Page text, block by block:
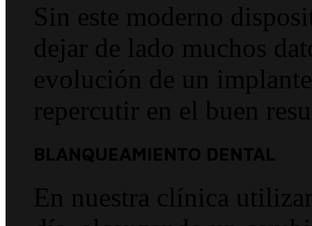
Sin este moderno
dejar de lado muchos
evolución de un
repercutir en el buen
BLANQUEAMIENTO DENTAL
En nuestra clínica